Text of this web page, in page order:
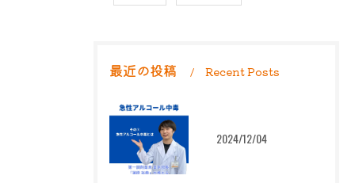
最近の投稿 Recent Posts
2024/12/04